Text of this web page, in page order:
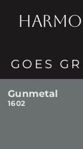
GOES
Gunmetal
1602